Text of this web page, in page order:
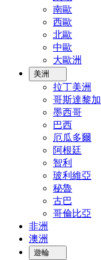
南歐
西歐
北歐
中歐
大歐洲
美洲
拉丁美洲
哥斯達黎加
墨西哥
巴西
厄瓜多爾
阿根廷
智利
玻利維亞
秘魯
古巴
哥倫比亞
非洲
澳洲
遊輪